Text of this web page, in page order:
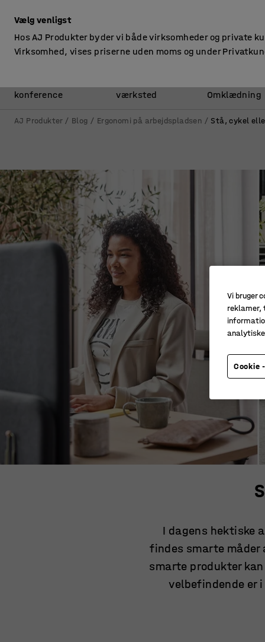
konference
værksted
Omklædning
AJ Produkter Blog Ergonomi på arbejdspladsen Stå, cykel
I dagens hektiske
findes smarte
smarte produkter
velbefindende er
Vælg venligst
Hos AJ Produkter byder vi både virksomheder og private
Virksomhed, vises priserne uden moms og under
Vi bruger
reklamer,
Cookie